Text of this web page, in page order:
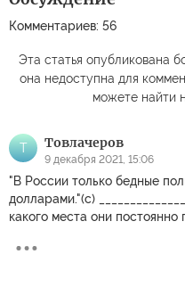
Комментариев: 56
Эта статья опубликована
она недоступна для
можете найти
Т Товлачеров
9 декабря 2021, 15:06
"В России только бедные
долларами."(с)
какого места они